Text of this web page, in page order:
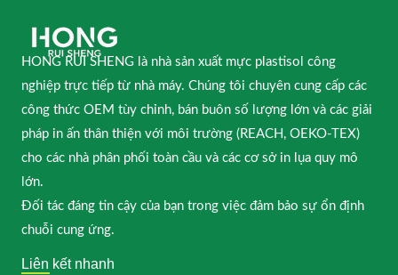
HONG RUI SHENG là nhà sản xuất mực plastisol công
nghiệp trực tiếp từ nhà máy. Chúng tôi chuyên cung cấp các
công thức OEM tùy chỉnh, bán buôn số lượng lớn và các giải
pháp in ấn thân thiện với môi trường (REACH, OEKO-TEX)
cho các nhà phân phối toàn cầu và các cơ sở in lụa quy mô
lớn.
Đối tác đáng tin cậy của bạn trong việc đảm bảo sự ổn định
chuỗi cung ứng.
Liên kết nhanh